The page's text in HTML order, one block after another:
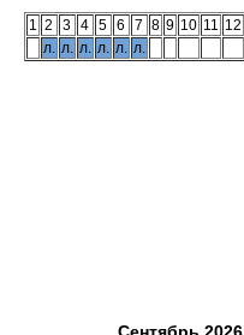
1 2 3 4 5 6 7 8 9 10 11 12
л. л. л. л. л. л.